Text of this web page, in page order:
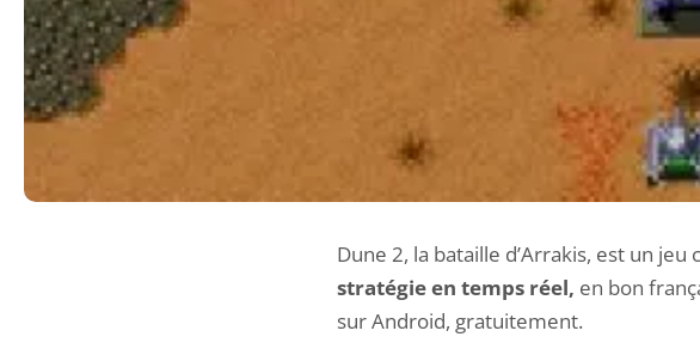
Dune 2, la bataille d’Arrakis, est un
stratégie en temps réel, en bon
sur Android, gratuitement.